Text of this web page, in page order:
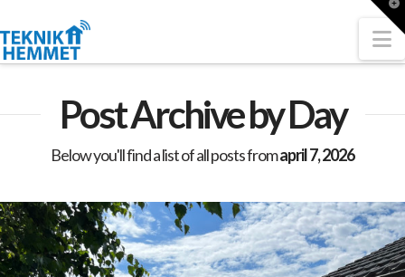
Post Archive by Day
Below you'll find a list of all posts fromapril 7, 2026